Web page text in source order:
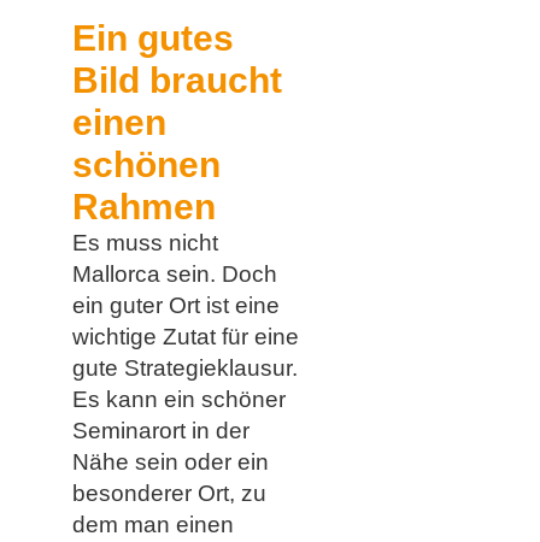
Ein gutes
Bild braucht
einen
schönen
Rahmen
Es muss nicht
Mallorca sein. Doch
ein guter Ort ist eine
wichtige Zutat für eine
gute Strategieklausur.
Es kann ein schöner
Seminarort in der
Nähe sein oder ein
besonderer Ort, zu
dem man einen